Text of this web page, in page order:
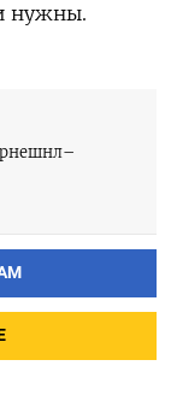
нужны.